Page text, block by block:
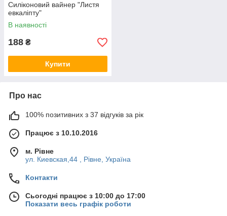
Силіконовий вайнер "Листя
евкаліпту"
В наявності
188 ₴
Купити
Про нас
100% позитивних з 37 відгуків за рік
Працює з 10.10.2016
м. Рівне
ул. Киевская,44 , Рівне, Україна
Контакти
Сьогодні працює з 10:00 до 17:00
Показати весь графік роботи